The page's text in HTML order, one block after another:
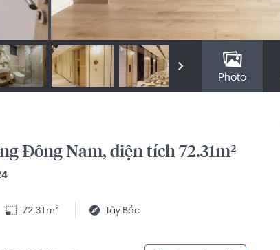
Photo
Đông Nam, diện tích 72.31m²
72.31m² Tây Bắc